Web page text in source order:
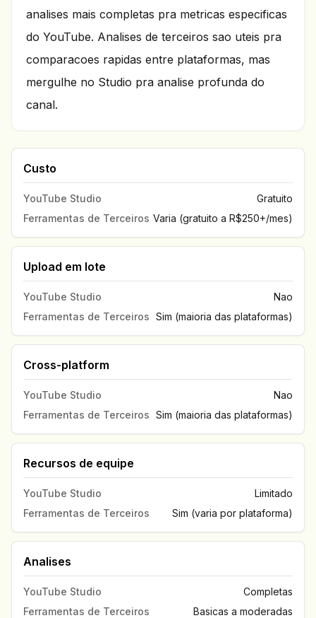
analises mais completas pra metricas especificas
do YouTube. Analises de terceiros sao uteis pra
comparacoes rapidas entre plataformas, mas
mergulhe no Studio pra analise profunda do
canal.
Custo
YouTube Studio
Gratuito
Ferramentas de Terceiros Varia (gratuito a R$250+/mes)
Upload em lote
YouTube Studio
Nao
Ferramentas de Terceiros Sim (maioria das plataformas)
Cross-platform
YouTube Studio
Nao
Ferramentas de Terceiros Sim (maioria das plataformas)
Recursos de equipe
YouTube Studio
Limitado
Ferramentas de Terceiros
Sim (varia por plataforma)
Analises
YouTube Studio
Completas
Ferramentas de Terceiros
Basicas a moderadas